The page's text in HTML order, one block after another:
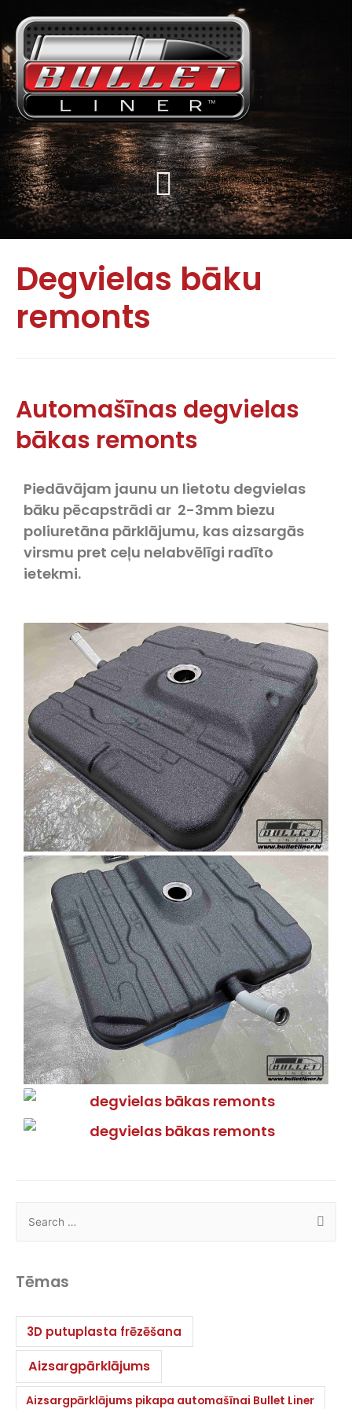
Degvielas bāku
remonts
Automašīnas degvielas
bākas remonts
Piedāvājam jaunu un lietotu degvielas
bāku pēcapstrādi ar 2-3mm biezu
poliuretāna pārklājumu, kas aizsargās
virsmu pret ceļu nelabvēlīgi radīto
ietekmi.
Tēmas
3D putuplasta frēzēšana
Aizsargpārklājums
Aizsargpārklājums pikapa automašīnai Bullet Liner